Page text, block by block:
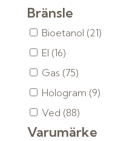
Bränsle
Bioetanol (21)
El (16)
Gas (75)
Hologram (9)
Ved (88)
Varumärke